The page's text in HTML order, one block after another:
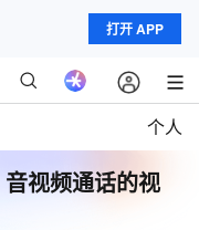
打开 APP
个人
视频通话的视